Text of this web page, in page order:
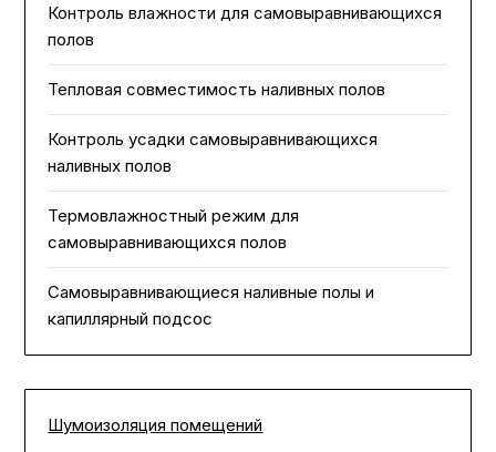
Контроль влажности для самовыравнивающихся
полов
Тепловая совместимость наливных полов
Контроль усадки самовыравнивающихся
наливных полов
Термовлажностный режим для
самовыравнивающихся полов
Самовыравнивающиеся наливные полы и
капиллярный подсос
Шумоизоляция помещений